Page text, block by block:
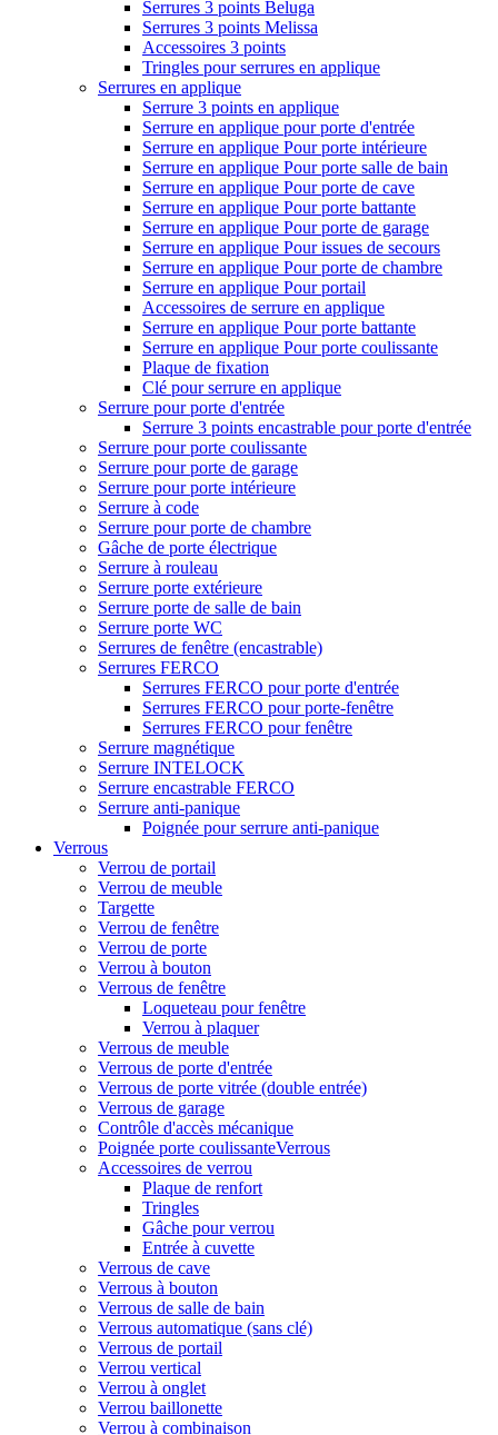
Serrures 3 points Beluga
Serrures 3 points Melissa
Accessoires 3 points
Tringles pour serrures en applique
Serrures en applique
Serrure 3 points en applique
Serrure en applique pour porte d'entrée
Serrure en applique Pour porte intérieure
Serrure en applique Pour porte salle de bain
Serrure en applique Pour porte de cave
Serrure en applique Pour porte battante
Serrure en applique Pour porte de garage
Serrure en applique Pour issues de secours
Serrure en applique Pour porte de chambre
Serrure en applique Pour portail
Accessoires de serrure en applique
Serrure en applique Pour porte battante
Serrure en applique Pour porte coulissante
Plaque de fixation
Clé pour serrure en applique
Serrure pour porte d'entrée
Serrure 3 points encastrable pour porte d'entrée
Serrure pour porte coulissante
Serrure pour porte de garage
Serrure pour porte intérieure
Serrure à code
Serrure pour porte de chambre
Gâche de porte électrique
Serrure à rouleau
Serrure porte extérieure
Serrure porte de salle de bain
Serrure porte WC
Serrures de fenêtre (encastrable)
Serrures FERCO
Serrures FERCO pour porte d'entrée
Serrures FERCO pour porte-fenêtre
Serrures FERCO pour fenêtre
Serrure magnétique
Serrure INTELOCK
Serrure encastrable FERCO
Serrure anti-panique
Poignée pour serrure anti-panique
Verrous
Verrou de portail
Verrou de meuble
Targette
Verrou de fenêtre
Verrou de porte
Verrou à bouton
Verrous de fenêtre
Loqueteau pour fenêtre
Verrou à plaquer
Verrous de meuble
Verrous de porte d'entrée
Verrous de porte vitrée (double entrée)
Verrous de garage
Contrôle d'accès mécanique
Poignée porte coulissanteVerrous
Accessoires de verrou
Plaque de renfort
Tringles
Gâche pour verrou
Entrée à cuvette
Verrous de cave
Verrous à bouton
Verrous de salle de bain
Verrous automatique (sans clé)
Verrous de portail
Verrou vertical
Verrou à onglet
Verrou baillonette
Verrou à combinaison